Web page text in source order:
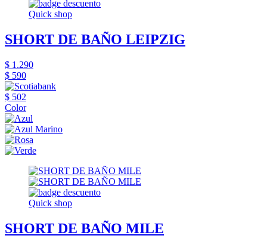
Quick shop
SHORT DE BAÑO LEIPZIG
$ 1.290
$ 590
$ 502
Color
Quick shop
SHORT DE BAÑO MILE